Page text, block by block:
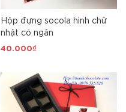
Hộp đựng socola hình chữ
nhật có ngăn
40.000₫